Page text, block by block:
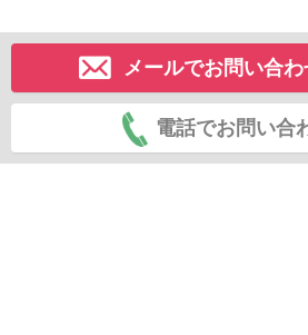
メールでお問い合
電話でお問い合